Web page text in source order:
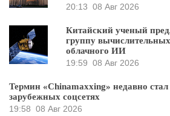
20:13 08 Авг 2026
Китайский ученый
группу
облачного ИИ
19:59 08 Авг 2026
Термин «Chinamaxxing» недавно
зарубежных соцсетях
19:58 08 Авг 2026